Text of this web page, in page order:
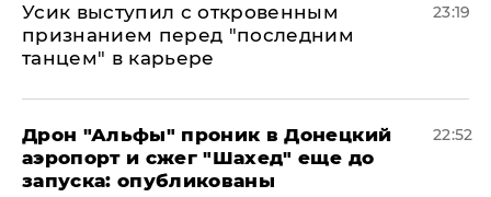
Усик выступил с откровенным
признанием перед "последним
танцем" в карьере
23:19
Дрон "Альфы" проник в Донецкий
аэропорт и сжег "Шахед" еще до
запуска: опубликованы
22:52